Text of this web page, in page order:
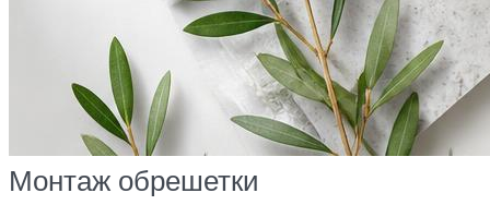
Монтаж обрешетки